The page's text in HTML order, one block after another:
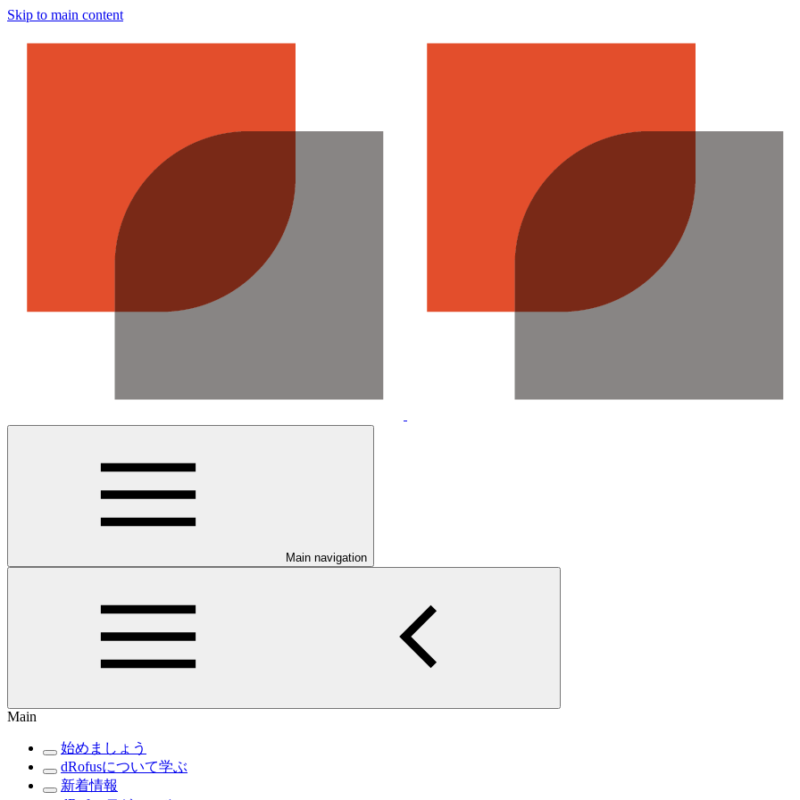
Skip to main content
Main navigation
Main
始めましょう
dRofusについて学ぶ
新着情報